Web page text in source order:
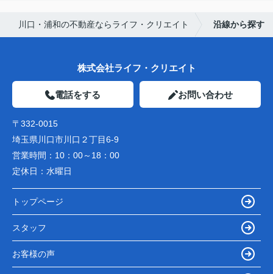
川口・浦和の不動産ならライフ・クリエイト 沿線から探す
株式会社ライフ・クリエイト
電話をする お問い合わせ
〒332-0015
埼玉県川口市川口２丁目6-9
営業時間： 10：00～18：00
定休日： 水曜日
トップページ
スタッフ
お客様の声